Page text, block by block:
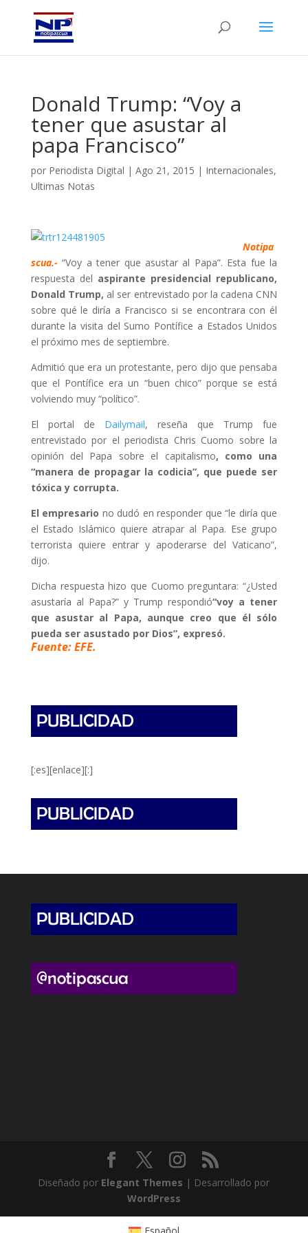
Donald Trump: “Voy a
tener que asustar al
papa Francisco”
por Periodista Digital | Ago 21, 2015 | Internacionales,
Ultimas Notas
Notipa
scua.- “Voy a tener que asustar al Papa”. Esta fue la
respuesta del aspirante presidencial republicano,
Donald Trump, al ser entrevistado por la cadena CNN
sobre qué le diría a Francisco si se encontrara con él
durante la visita del Sumo Pontífice a Estados Unidos
el próximo mes de septiembre.
Admitió que era un protestante, pero dijo que pensaba
que el Pontífice era un “buen chico” porque se está
volviendo muy “político”.
El portal de Dailymail, reseña que Trump fue
entrevistado por el periodista Chris Cuomo sobre la
opinión del Papa sobre el capitalismo, como una
“manera de propagar la codicia”, que puede ser
tóxica y corrupta.
El empresario no dudó en responder que “le diría que
el Estado Islámico quiere atrapar al Papa. Ese grupo
terrorista quiere entrar y apoderarse del Vaticano”,
dijo.
Dicha respuesta hizo que Cuomo preguntara: “¿Usted
asustaría al Papa?” y Trump respondió“voy a tener
que asustar al Papa, aunque creo que él sólo
pueda ser asustado por Dios”, expresó.
Fuente: EFE.
[:es][enlace][:]
Diseñado por Elegant Themes | Desarrollado por
WordPress